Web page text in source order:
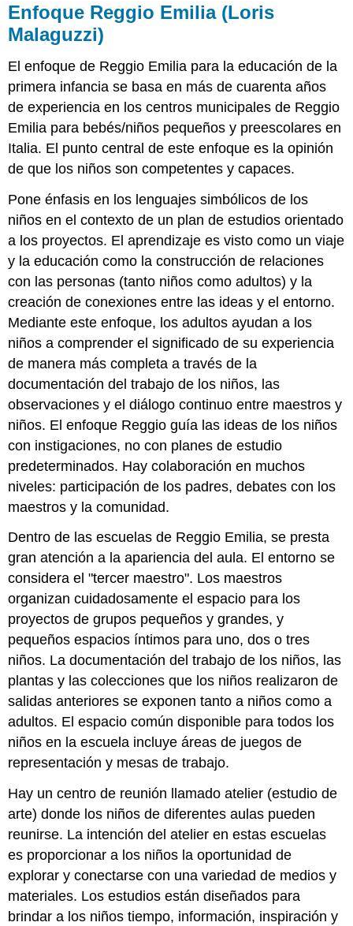
Enfoque Reggio Emilia (Loris
Malaguzzi)
El enfoque de Reggio Emilia para la educación de la
primera infancia se basa en más de cuarenta años
de experiencia en los centros municipales de Reggio
Emilia para bebés/niños pequeños y preescolares en
Italia. El punto central de este enfoque es la opinión
de que los niños son competentes y capaces.
Pone énfasis en los lenguajes simbólicos de los
niños en el contexto de un plan de estudios orientado
a los proyectos. El aprendizaje es visto como un viaje
y la educación como la construcción de relaciones
con las personas (tanto niños como adultos) y la
creación de conexiones entre las ideas y el entorno.
Mediante este enfoque, los adultos ayudan a los
niños a comprender el significado de su experiencia
de manera más completa a través de la
documentación del trabajo de los niños, las
observaciones y el diálogo continuo entre maestros y
niños. El enfoque Reggio guía las ideas de los niños
con instigaciones, no con planes de estudio
predeterminados. Hay colaboración en muchos
niveles: participación de los padres, debates con los
maestros y la comunidad.
Dentro de las escuelas de Reggio Emilia, se presta
gran atención a la apariencia del aula. El entorno se
considera el "tercer maestro". Los maestros
organizan cuidadosamente el espacio para los
proyectos de grupos pequeños y grandes, y
pequeños espacios íntimos para uno, dos o tres
niños. La documentación del trabajo de los niños, las
plantas y las colecciones que los niños realizaron de
salidas anteriores se exponen tanto a niños como a
adultos. El espacio común disponible para todos los
niños en la escuela incluye áreas de juegos de
representación y mesas de trabajo.
Hay un centro de reunión llamado atelier (estudio de
arte) donde los niños de diferentes aulas pueden
reunirse. La intención del atelier en estas escuelas
es proporcionar a los niños la oportunidad de
explorar y conectarse con una variedad de medios y
materiales. Los estudios están diseñados para
brindar a los niños tiempo, información, inspiración y